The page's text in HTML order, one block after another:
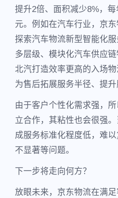
提升2倍、面积减少8%，
元。例如在汽车行业，京
探索汽车物流新型智能化服
多层级、模块化汽车供应
北汽打造效率更高的入场
为售后拓展服务半径、提升
由于客户个性化需求强，
立合作，其粘性也会很强
成服务标准化程度低，难
不显著等问题。
下一步将走向何方？
放眼未来，京东物流在满